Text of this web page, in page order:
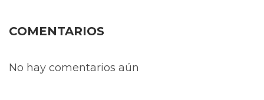
COMENTARIOS
No hay comentarios aún